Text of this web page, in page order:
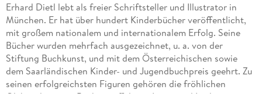
Erhard Dietl lebt als freier Schriftsteller und Illustrator in
München. Er hat über hundert Kinderbücher veröffentlicht,
mit großem nationalem und internationalem Erfolg. Seine
Bücher wurden mehrfach ausgezeichnet, u. a. von der
Stiftung Buchkunst, und mit dem Österreichischen sowie
dem Saarländischen Kinder- und Jugendbuchpreis geehrt. Zu
seinen erfolgreichsten Figuren gehören die fröhlichen
Olchis, die sogar Büchermuffel zum Lesen und Lachen